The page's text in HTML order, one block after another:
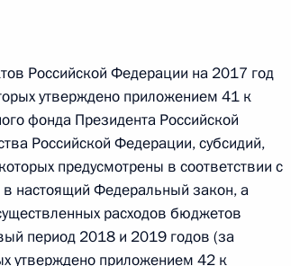
Федерации об административных
ФЗ
Федерации и Правительством
с драгоценными металлами,
Российской Федерации на 2017 год
утверждено приложением 41 к
фонда Президента Российской
Российской Федерации, субсидий,
предусмотрены в соответствии с
настоящий Федеральный закон, а
расходов бюджетов
период 2018 и 2019 годов (за
утверждено приложением 42 к